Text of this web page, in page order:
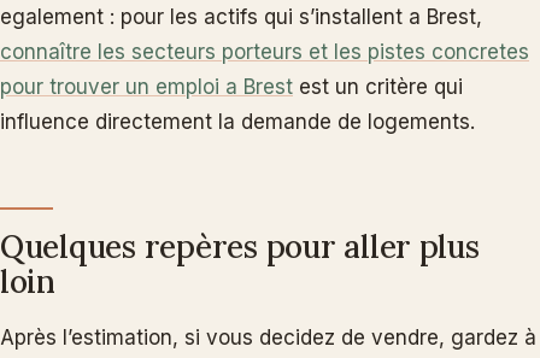
egalement : pour les actifs qui s’installent a Brest,
connaître les secteurs porteurs et les pistes concretes
pour trouver un emploi a Brest est un critère qui
influence directement la demande de logements.
Quelques repères pour aller plus
loin
Après l’estimation, si vous decidez de vendre, gardez à